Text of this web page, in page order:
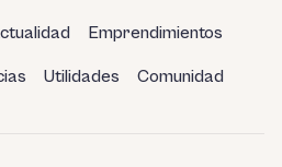
Emprendimientos
Utilidades Comunidad